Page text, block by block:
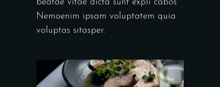
beatae vitae dicta sunt expli cabos
Nemoenim ipsam voluptatem quia
voluptas sitasper.